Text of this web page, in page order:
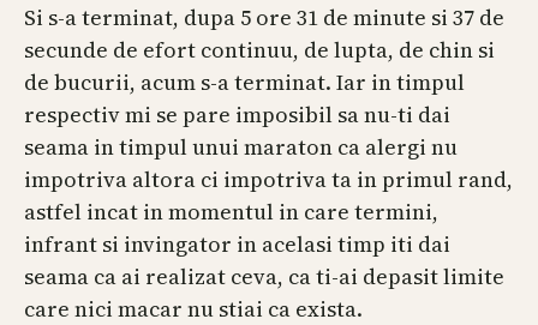
Si s-a terminat, dupa 5 ore 31 de minute si 37 de
secunde de efort continuu, de lupta, de chin si
de bucurii, acum s-a terminat. Iar in timpul
respectiv mi se pare imposibil sa nu-ti dai
seama in timpul unui maraton ca alergi nu
impotriva altora ci impotriva ta in primul rand,
astfel incat in momentul in care termini,
infrant si invingator in acelasi timp iti dai
seama ca ai realizat ceva, ca ti-ai depasit limite
care nici macar nu stiai ca exista.